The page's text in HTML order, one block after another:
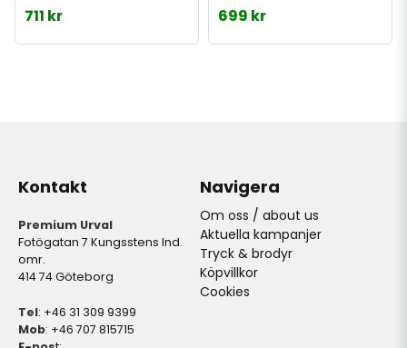
711 kr 699 kr
Kontakt
Premium Urval
Fotögatan 7 Kungsstens Ind.
omr.
414 74 Göteborg
Tel: +46 31 309 9399
Mob: +46 707 815715
Navigera
Om oss / about us
Aktuella kampanjer
Tryck & brodyr
Köpvillkor
Cookies